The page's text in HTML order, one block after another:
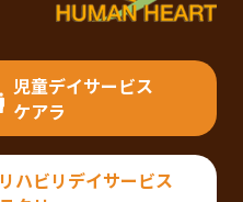
児童デイサービス
ケアラ
リハビリデイサービス